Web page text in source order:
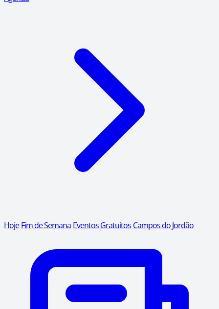
Hoje Fim de Semana Eventos Gratuitos Campos do Jordão